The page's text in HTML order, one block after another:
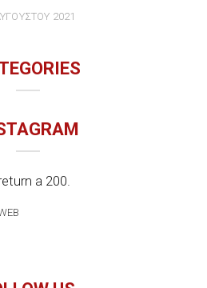
2021
a 200.